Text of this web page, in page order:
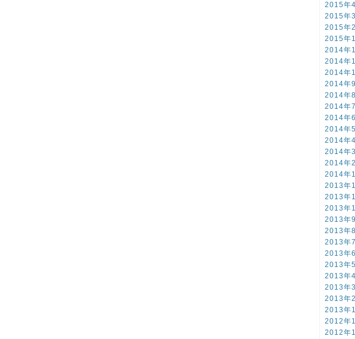
2015年
2015年
2015年
2015年
2014年
2014年
2014年
2014年
2014年
2014年
2014年
2014年
2014年
2014年
2014年
2014年
2013年
2013年
2013年
2013年
2013年
2013年
2013年
2013年
2013年
2013年
2013年
2013年
2012年
2012年